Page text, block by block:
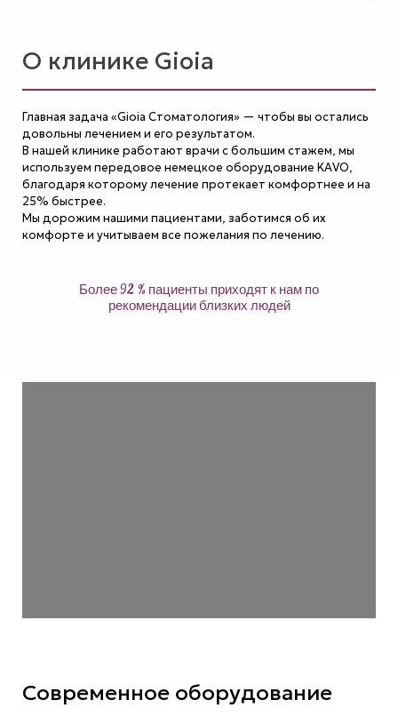
О клинике Gioia
Главная задача «Gioia Стоматология» — чтобы вы остались
довольны лечением и его результатом.
В нашей клинике работают врачи с большим стажем, мы
используем передовое немецкое оборудование KAVO,
благодаря которому лечение протекает комфортнее и на
25% быстрее.
Мы дорожим нашими пациентами, заботимся об их
комфорте и учитываем все пожелания по лечению.
Более 92 % пациенты приходят к нам по
рекомендации близких людей
Современное оборудование